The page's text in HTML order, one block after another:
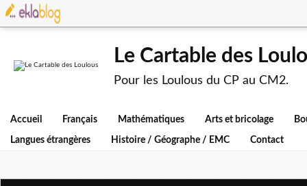
Le Cartable des
Pour les Loulous du CP au CM2.
Accueil Français Mathématiques Arts et bricolage
Langues étrangères Histoire / Géographe / EMC Contact